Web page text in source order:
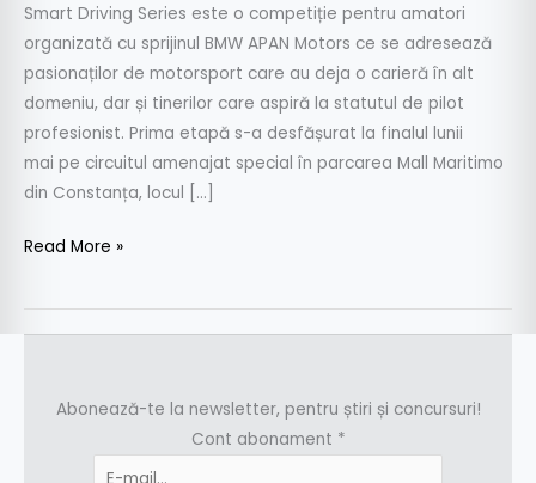
Smart Driving Series este o competiție pentru amatori
organizată cu sprijinul BMW APAN Motors ce se adresează
pasionaților de motorsport care au deja o carieră în alt
domeniu, dar și tinerilor care aspiră la statutul de pilot
profesionist. Prima etapă s-a desfășurat la finalul lunii
mai pe circuitul amenajat special în parcarea Mall Maritimo
din Constanța, locul […]
Read More »
Abonează-te la newsletter, pentru știri și concursuri!
Cont abonament *